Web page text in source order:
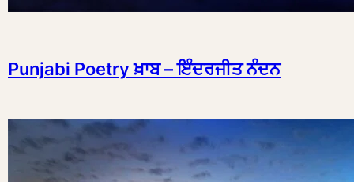
Punjabi Poetry ਖ਼ਾਬ – ਇੰਦਰਜੀਤ ਨੰਦਨ